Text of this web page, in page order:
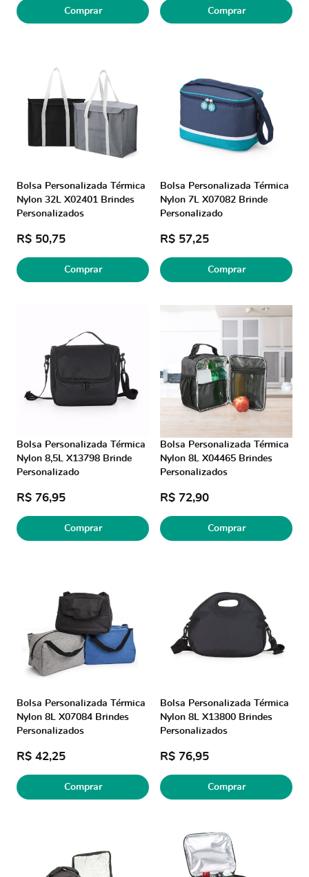
Comprar Comprar
Bolsa Personalizada Térmica
Nylon 32L X02401 Brindes
Personalizados
R$ 50,75
Comprar
Bolsa Personalizada Térmica
Nylon 7L X07082 Brinde
Personalizado
R$ 57,25
Comprar
Bolsa Personalizada Térmica
Nylon 8,5L X13798 Brinde
Personalizado
R$ 76,95
Comprar
Bolsa Personalizada Térmica
Nylon 8L X04465 Brindes
Personalizados
R$ 72,90
Comprar
Bolsa Personalizada Térmica
Nylon 8L X07084 Brindes
Personalizados
R$ 42,25
Comprar
Bolsa Personalizada Térmica
Nylon 8L X13800 Brindes
Personalizados
R$ 76,95
Comprar